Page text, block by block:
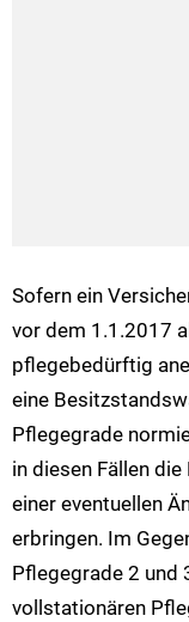
Sofern ein
vor dem 1.1.2017
pflegebedürftig
eine
Pflegegrade
in diesen Fällen
einer eventuellen
erbringen. Im
Pflegegrade 2 und
vollstationären